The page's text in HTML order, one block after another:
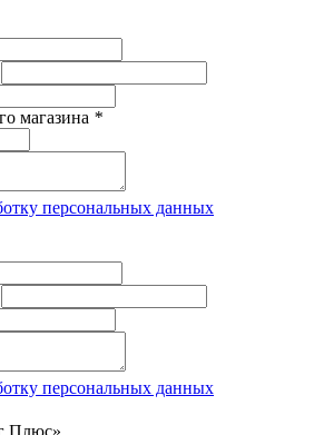
магазина *
персональных данных
персональных данных
Плюс»